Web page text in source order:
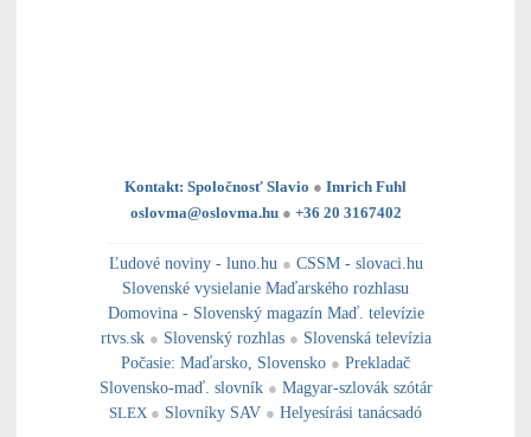
Kontakt: Spoločnosť Slavio ● Imrich Fuhl
oslovma@oslovma.hu ● +36 20 3167402
Ľudové noviny - luno.hu ● CSSM - slovaci.hu
Slovenské vysielanie Maďarského rozhlasu
Domovina - Slovenský magazín Maď. televízie
rtvs.sk ● Slovenský rozhlas ● Slovenská televízia
Počasie: Maďarsko Slovensko ● Prekladač
Slovensko-maď. slovník ● Magyar-szlovák szótár
SLEX ● Slovníky SAV ● Helyesírási tanácsadó